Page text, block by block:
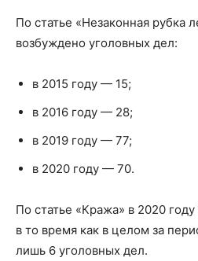
По статье «Незаконная рубка
возбуждено уголовных дел:
в 2015 году — 15;
в 2016 году — 28;
в 2019 году — 77;
в 2020 году — 70.
По статье «Кража» в 2020
в то время как в целом за
лишь 6 уголовных дел.